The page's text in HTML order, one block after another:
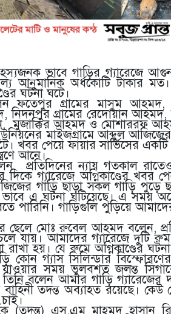
ভাবে গাড়ির গ্যারেজে
আনুমানিক অর্ধকোটি টাকার
ঘটনা ঘটে।
ফতেপুর গ্রামের মাসুম
নিদনপুর গ্রামের রেদোয়ান
মুজাক্কির আহমদ ও মোশাররফ
মাইজগ্রামে আব্দুল
খবর পেয়ে ফায়ার সার্ভিসের একটি
আনে।
প্রতিদিনের ন্যায় গতকাল
গ্যারেজে অগ্নিকাণ্ডের খবর
গাড়ি ছাড়া সকল গাড়ি পুড়ে
ভাবে এ ঘটনা ঘটিয়েছে। এ সময়
পারিনি। গাড়িগুলি পুড়িয়ে
ছেলে মোঃ রুবেল আহমদ বলেন,
চলে যায়। আমাদের গ্যারেজে
রাখা হয়। যে রুমে অগ্নিকাণ্ডের
কোন গ্যাস সিলিন্ডার
যাওয়ার সময় ভুলবশত জলন্ত
তিনি বলেন আমার গাড়ি
তদন্ত অব্যাহত রয়েছে। কেউ
(তদন্ত) এস.এম মাহমুদ হাসান